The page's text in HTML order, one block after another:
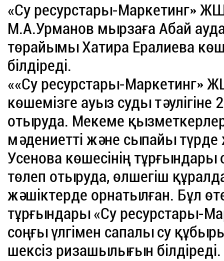
«Су ресурстары-Маркетинг»
М.А.Урманов мырзаға Абай
төрайымы Хатира Ералиева
білдіреді.
««Су ресурстары-Маркетинг»
көшемізге ауыз суды тәулігіне
отыруда. Мекеме
мәдениетті және сыпайы
Усенова көшесінің
төлеп отыруда, өлшегіш
жәшіктерде орнатылған. Бұл
тұрғындары «Су ресурстары-
соңғы үлгімен сапалы су
шексіз ризашылығын білдіреді.